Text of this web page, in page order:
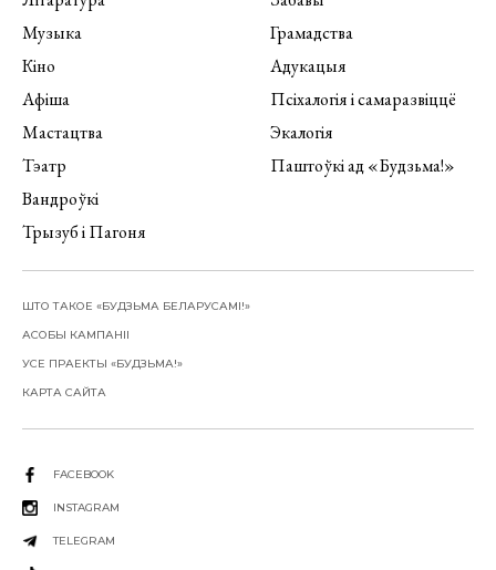
Музыка
Кіно
Афіша
Мастацтва
Тэатр
Вандроўкі
Трызуб і Пагоня
Грамадства
Адукацыя
Псіхалогія і самаразвіццё
Экалогія
Паштоўкі ад «Будзьма!»
ШТО ТАКОЕ «БУДЗЬМА БЕЛАРУСАМІ!»
АСОБЫ КАМПАНІІ
УСЕ ПРАЕКТЫ «БУДЗЬМА!»
КАРТА САЙТА
FACEBOOK
INSTAGRAM
TELEGRAM